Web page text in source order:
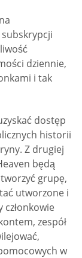
dziennie,
i tak
dostęp
historii
Z drugiej
będą
grupę,
utworzone i
zespół
w